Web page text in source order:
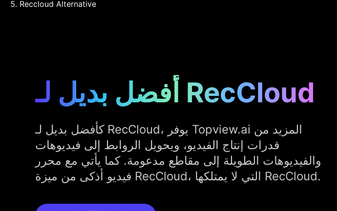
Reccloud Alternative
أفضل بديل لـ RecCloud
كأفضل بديل لـ RecCloud، يوفر Topview.ai المزيد من
قدرات إنتاج الفيديو، ويحويل الروابط إلى فيديوهات
والفيديوهات الطويلة إلى مقاطع مدعومة. كما يأتي مع محرر
فيديو أذكى من ميزة RecCloud، التي لا يمتلكها RecCloud.